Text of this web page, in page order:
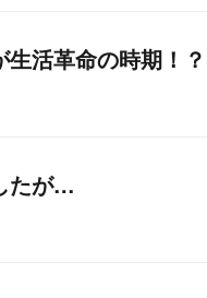
活革命の時期！？
たが…